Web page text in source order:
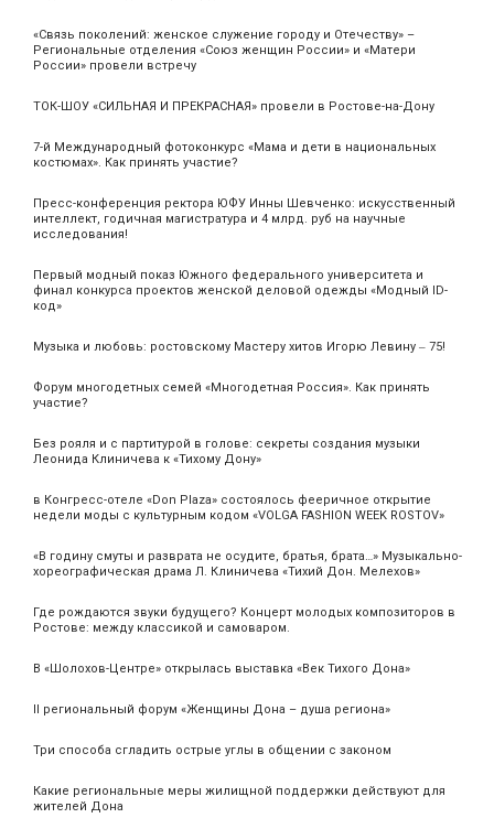
«Связь поколений: женское служение городу и Отечеству» –
Региональные отделения «Союз женщин России» и «Матери
России» провели встречу
ТОК-ШОУ «СИЛЬНАЯ И ПРЕКРАСНАЯ» провели в Ростове-на-Дону
7-й Международный фотоконкурс «Мама и дети в национальных
костюмах». Как принять участие?
Пресс-конференция ректора ЮФУ Инны Шевченко: искусственный
интеллект, годичная магистратура и 4 млрд. руб на научные
исследования!
Первый модный показ Южного федерального университета и
финал конкурса проектов женской деловой одежды «Модный ID-
код»
Музыка и любовь: ростовскому Мастеру хитов Игорю Левину ‒ 75!
Форум многодетных семей «Многодетная Россия». Как принять
участие?
Без рояля и с партитурой в голове: секреты создания музыки
Леонида Клиничева к «Тихому Дону»
в Конгресс-отеле «Don Plaza» состоялось фееричное открытие
недели моды с культурным кодом «VOLGA FASHION WEEK ROSTOV»
«В годину смуты и разврата не осудите, братья, брата…» Музыкально-
хореографическая драма Л. Клиничева «Тихий Дон. Мелехов»
Где рождаются звуки будущего? Концерт молодых композиторов в
Ростове: между классикой и самоваром.
В «Шолохов-Центре» открылась выставка «Век Тихого Дона»
II региональный форум «Женщины Дона – душа региона»
Три способа сгладить острые углы в общении с законом
Какие региональные меры жилищной поддержки действуют для
жителей Дона